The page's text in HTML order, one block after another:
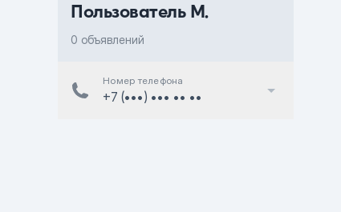
Пользователь M.
0 объявлений
Номер телефона
+7 (•••) ••• •• ••